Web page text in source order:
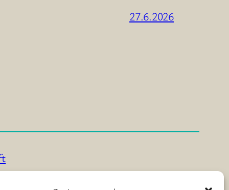
27.6.2026